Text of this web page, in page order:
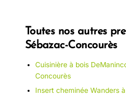
Toutes nos autres
Sébazac-Concourès
Cuisinière à bois
Concourès
Insert cheminée Wanders